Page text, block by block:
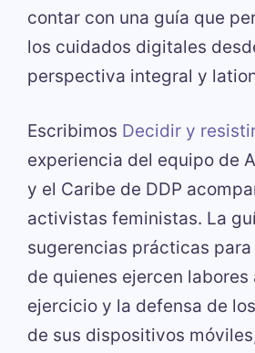
contar con una guía que
los cuidados digitales
perspectiva integral y
Escribimos Decidir y
experiencia del equipo de
y el Caribe de DDP
activistas feministas. La
sugerencias prácticas
de quienes ejercen labores
ejercicio y la defensa de
de sus dispositivos